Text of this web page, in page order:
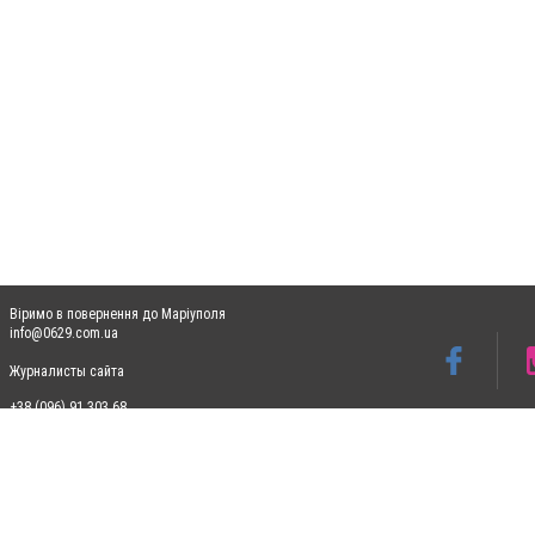
Віримо в повернення до Маріуполя
info@0629.com.ua
Журналисты сайта
+38 (096) 91 303 68